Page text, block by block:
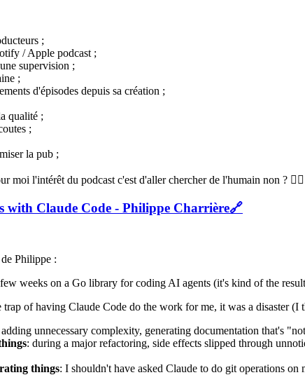
;
/ Apple podcast ;
supervision ;
;
d'épisodes depuis sa création ;
qualité ;
;
la pub ;
moi l'intérêt du podcast c'est d'aller chercher de l'humain non ? 🤦‍♂️
with Claude Code - Philippe Charrière🔗
Philippe :
weeks on a Go library for coding AI agents (it's kind of the
of having Claude Code do the work for me, it was a disaster
adding unnecessary complexity, generating documentation that's
: during a major refactoring, side effects slipped through
things: I shouldn't have asked Claude to do git operations